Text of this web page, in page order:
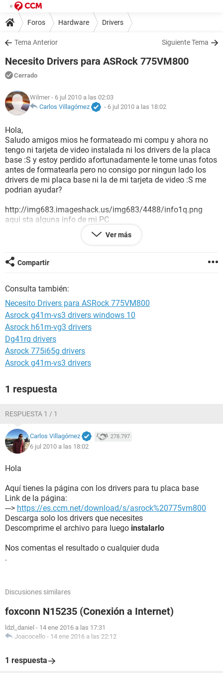
Foros Hardware Drivers
Tema Anterior Siguiente Tema
Necesito Drivers para ASRock 775VM800
Cerrado
Wilmer - 6 jul 2010 a las 02:03
Carlos Villagómez
- 6 jul 2010 a las 18:02
Hola,
Saludo amigos mios he formateado mi compu y ahora no
tengo ni tarjeta de video instalada ni los drivers de la placa
base :S y estoy perdido afortunadamente le tome unas fotos
antes de formatearla pero no consigo por ningun lado los
drivers de mi placa base ni la de mi tarjeta de video :S me
podrian ayudar?
http://img683.imageshack.us/img683/4488/info1q.png
aqui sta alguna info de mi PC
http://img80.imageshack.us/img80/3160/info2l.png aqui
Ayudenme porfa q si mi padre se entera q le falta todo esto
Ver más
Compartir
Consulta también:
Necesito Drivers para ASRock 775VM800
Asrock g41m-vs3 drivers windows 10
Asrock h61m-vg3 drivers
Dg41rq drivers
Asrock 775i65g drivers
Asrock g41m-vs3 drivers
1 respuesta
RESPUESTA 1 / 1
Carlos Villagómez 278.797
6 jul 2010 a las 18:02
Hola
Aquí tienes la página con los drivers para tu placa base
Link de la página:
---> https://es.ccm.net/download/s/asrock%20775vm800
Descarga solo los drivers que necesites
Descomprime el archivo para luego instalarlo
Nos comentas el resultado o cualquier duda
.
Discusiones similares
foxconn N15235 (Conexión a Internet)
ldzl_daniel - 14 ene 2016 a las 17:31
Joacocello - 14 ene 2016 a las 22:12
1 respuesta